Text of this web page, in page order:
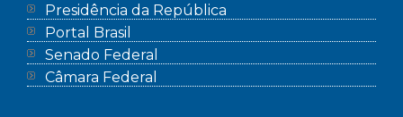
Presidência da República
Portal Brasil
Senado Federal
Câmara Federal